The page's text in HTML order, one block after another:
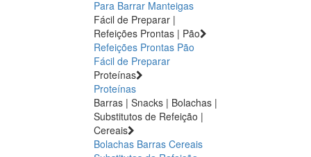
Para Barrar Manteigas
Fácil de Preparar |
Refeições Prontas | Pão
Refeições Prontas Pão
Fácil de Preparar
Proteínas
Proteínas
Barras | Snacks | Bolachas |
Substitutos de Refeição |
Cereais
Bolachas Barras Cereais